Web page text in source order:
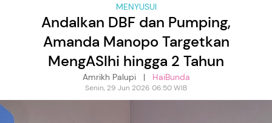
MENYUSUI
Andalkan DBF dan Pumping,
Amanda Manopo Targetkan
MengASIhi hingga 2 Tahun
Amrikh Palupi | HaiBunda
Senin, 29 Jun 2026 06:50 WIB